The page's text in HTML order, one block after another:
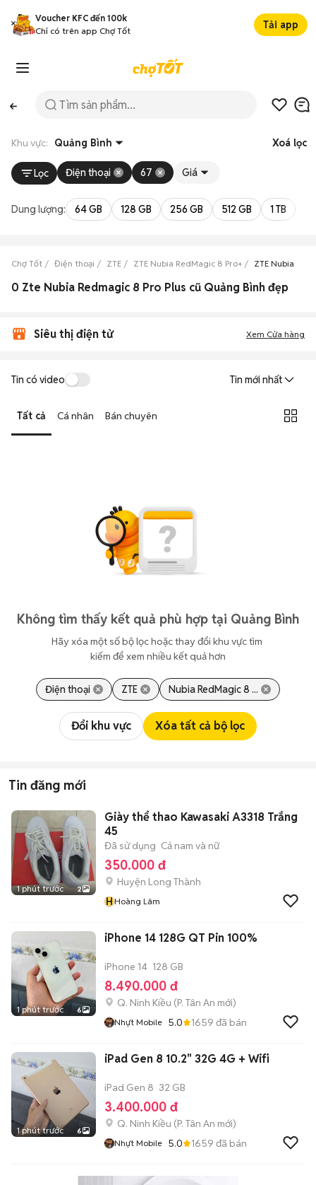
Voucher KFC đến 100k
Chỉ có trên app Chợ Tốt
Tải app
Khu vực: Quảng Bình Xoá lọc
Lọc Điện thoại 67 Giá
Dung lượng: 64 GB 128 GB 256 GB 512 GB 1 TB
Chợ Tốt Điện thoại ZTE ZTE Nubia RedMagic 8 Pro+ ZTE Nubia
0 Zte Nubia Redmagic 8 Pro Plus cũ Quảng Bình đẹp
Siêu thị điện tử Xem Cửa hàng
Tin có video Tin mới nhất
Tất cả Cá nhân Bán chuyên
Không tìm thấy kết quả phù hợp tại Quảng Bình
Hãy xóa một số bộ lọc hoặc thay đổi khu vực tìm
kiếm để xem nhiều kết quả hơn
Điện thoại ZTE Nubia RedMagic 8 ...
Đổi khu vực Xóa tất cả bộ lọc
Tin đăng mới
1 phút trước 2
Giày thể thao Kawasaki A3318 Trắng
45
Đã sử dụng Cả nam và nữ
350.000 đ
Huyện Long Thành
HHoàng Lâm
1 phút trước 6
iPhone 14 128G QT Pin 100%
iPhone 14 128 GB
8.490.000 đ
Q. Ninh Kiều (P. Tân An mới)
Nhựt Mobile 5.0 1659 đã bán
1 phút trước 6
iPad Gen 8 10.2" 32G 4G + Wifi
iPad Gen 8 32 GB
3.400.000 đ
Q. Ninh Kiều (P. Tân An mới)
Nhựt Mobile 5.0 1659 đã bán